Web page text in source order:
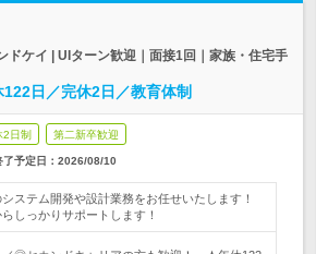
ドケイ | UIターン歓迎｜面接1回｜家族・住宅手
122日／完休2日／教育体制
2日制 第二新卒歓迎
了予定日： 2026/08/10
ステム開発や設計業務をお任せいたします！
しっかりサポートします！